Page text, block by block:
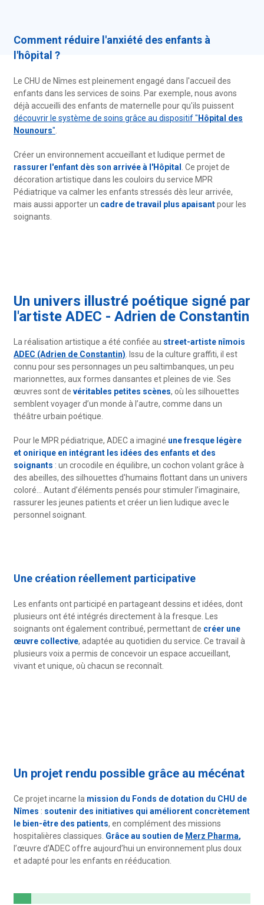
Comment réduire l'anxiété des enfants à
l'hôpital ?
Le CHU de Nîmes est pleinement engagé dans l'accueil des
enfants dans les services de soins. Par exemple, nous avons
déjà accueilli des enfants de maternelle pour qu'ils puissent
découvrir le système de soins grâce au dispositif " Hôpital des
Nounours".
Créer un environnement accueillant et ludique permet de
rassurer l'enfant dès son arrivée à l'Hôpital . Ce projet de
décoration artistique dans les couloirs du service MPR
Pédiatrique va calmer les enfants stressés dès leur arrivée,
mais aussi apporter un cadre de travail plus apaisantpour les
soignants.
Un univers illustré poétique signé par
l'artiste ADEC - Adrien de Constantin
La réalisation artistique a été confiée au street-artiste nîmois
ADEC (Adrien de Constantin). Issu de la culture graffiti, il est
connu pour ses personnages un peu saltimbanques, un peu
marionnettes, aux formes dansantes et pleines de vie. Ses
œuvres sont de véritables petites scènes, où les silhouettes
semblent voyager d’un monde à l’autre, comme dans un
théâtre urbain poétique.
Pour le MPR pédiatrique, ADEC a imaginé une fresque légère
et onirique en intégrant les idées des enfants et des
soignants : un crocodile en équilibre, un cochon volant grâce à
des abeilles, des silhouettes d'humains flottant dans un univers
coloré… Autant d’éléments pensés pour stimuler l’imaginaire,
rassurer les jeunes patients et créer un lien ludique avec le
personnel soignant.
Une création réellement participative
Les enfants ont participé en partageant dessins et idées, dont
plusieurs ont été intégrés directement à la fresque. Les
soignants ont également contribué, permettant de créer une
œuvre collective, adaptée au quotidien du service. Ce travail à
plusieurs voix a permis de concevoir un espace accueillant,
vivant et unique, où chacun se reconnaît.
Un projet rendu possible grâce au mécénat
Ce projet incarne la mission du Fonds de dotation du CHU de
Nîmes : soutenir des initiatives qui améliorent concrètement
le bien-être des patients, en complément des missions
hospitalières classiques. Grâce au soutien de Merz Pharma,
l’œuvre d’ADEC offre aujourd’hui un environnement plus doux
et adapté pour les enfants en rééducation.